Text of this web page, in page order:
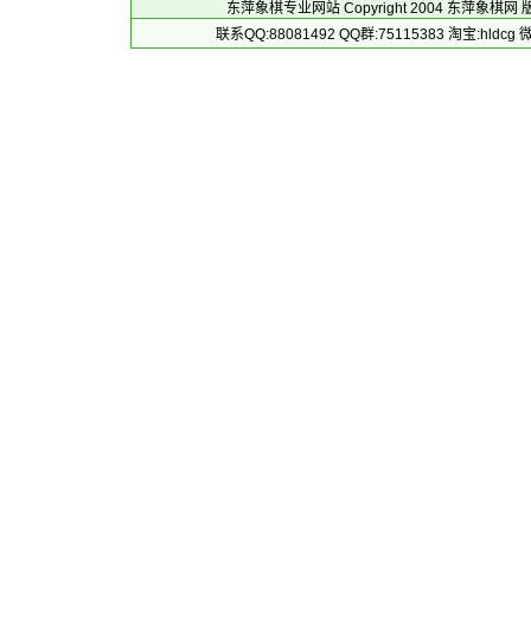
东萍象棋专业网站 Copyright 2004 东萍象棋网
联系QQ:88081492 QQ群:75115383 淘宝:hldcg